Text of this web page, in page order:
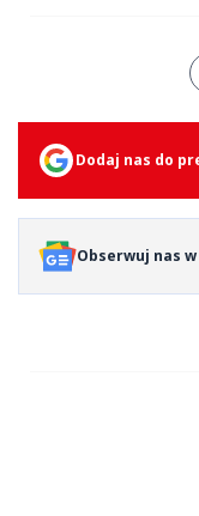
Dodaj nas do
Obserwuj nas